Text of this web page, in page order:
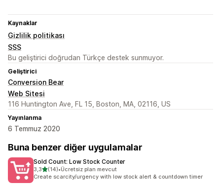
Kaynaklar
Gizlilik politikası
SSS
Bu geliştirici doğrudan Türkçe destek sunmuyor.
Geliştirici
Conversion Bear
Web Sitesi
116 Huntington Ave, FL 15, Boston, MA, 02116, US
Yayınlanma
6 Temmuz 2020
Buna benzer diğer uygulamalar
Sold Count: Low Stock Counter
3,35 yıldız üzerinden
(14)
toplam 14 değerlendirme
•Ücretsiz plan mevcut
Create scarcity/urgency with low stock alert & countdown timer